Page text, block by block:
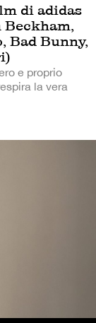
di adidas
Bad Bunny,
e proprio
la vera